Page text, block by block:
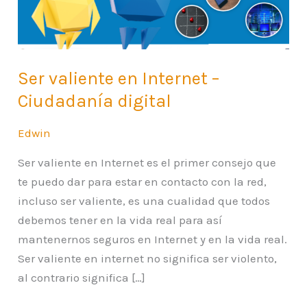
Ser valiente en Internet –
Ciudadanía digital
Edwin
Ser valiente en Internet es el primer consejo que
te puedo dar para estar en contacto con la red,
incluso ser valiente, es una cualidad que todos
debemos tener en la vida real para así
mantenernos seguros en Internet y en la vida real.
Ser valiente en internet no significa ser violento,
al contrario significa […]
Ciudadanía
digital